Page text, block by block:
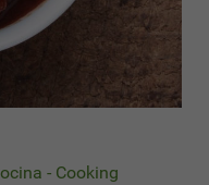
- Cooking